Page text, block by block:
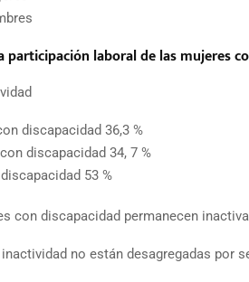
participación laboral de las mujeres
discapacidad 36,3 %
discapacidad 34, 7 %
53 %
con discapacidad permanecen
no están desagregadas por